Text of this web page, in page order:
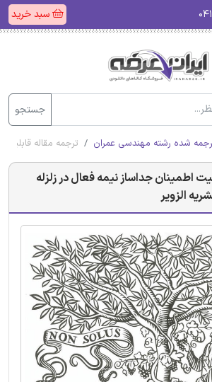
سبد خرید
جستجو
شده رشته مهندسی عمران ترجمه مقاله
اطمینان جداساز نیمه فعال در زلزله
الزویر